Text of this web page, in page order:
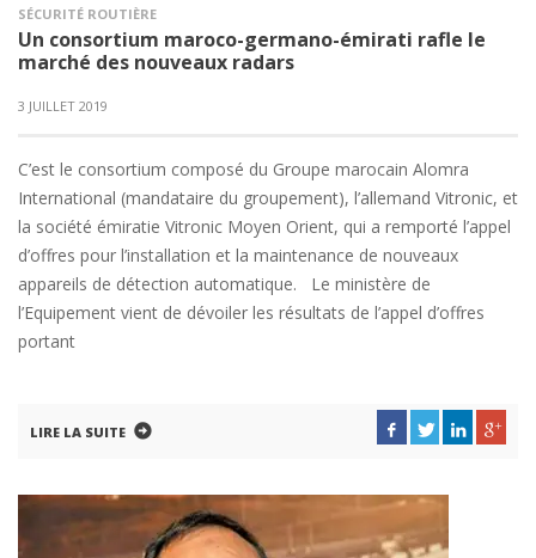
SÉCURITÉ ROUTIÈRE
Un consortium maroco-germano-émirati rafle le
marché des nouveaux radars
3 JUILLET 2019
C’est le consortium composé du Groupe marocain Alomra
International (mandataire du groupement), l’allemand Vitronic, et
la société émiratie Vitronic Moyen Orient, qui a remporté l’appel
d’offres pour l’installation et la maintenance de nouveaux
appareils de détection automatique. Le ministère de
l’Equipement vient de dévoiler les résultats de l’appel d’offres
portant
LIRE LA SUITE